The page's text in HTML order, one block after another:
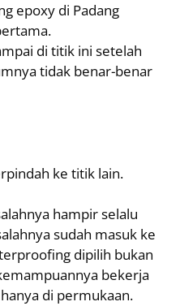
epoxy di Padang
di titik ini setelah
tidak benar-benar
ke titik lain.
hampir selalu
sudah masuk ke
dipilih bukan
bekerja
di permukaan.